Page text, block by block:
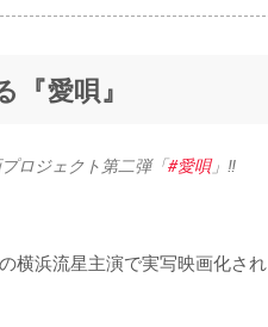
愛唄』
ロジェクト第二弾「#愛唄」‼️
横浜流星主演で実写映画化され